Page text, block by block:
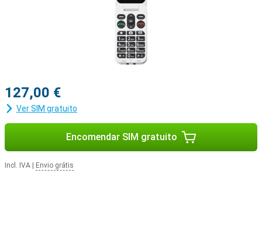
127,00 €
Ver SIM gratuito
Encomendar SIM gratuito
Incl. IVA Envio grátis